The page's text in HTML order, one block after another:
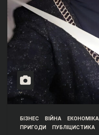
БІЗНЕС ВІЙНА ЕКОНОМІКА
ПРИГОДИ
ПУБЛІЦИСТИКА